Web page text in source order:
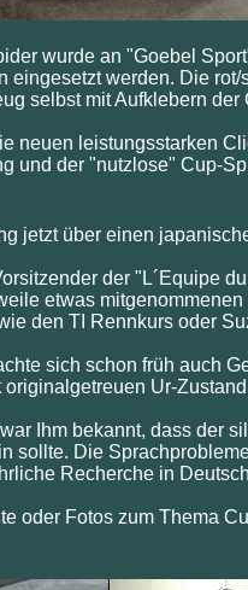
wurde an "Goebel
eingesetzt werden. Die
selbst mit Aufklebern
neuen leistungsstarken
und der "nutzlose" Cup-
jetzt über einen
der "L´Equipe
etwas
den TI Rennkurs oder
sich schon früh auch
Ur-
Ihm bekannt, dass der
sollte. Die
Recherche in
oder Fotos zum Thema